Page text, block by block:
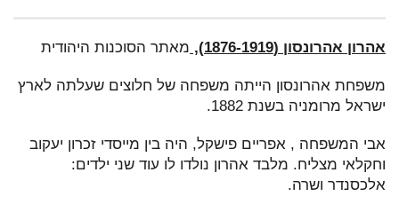
אהרון אהרונסון (1876-1919), מאתר הסוכנות היהודית
משפחת אהרונסון הייתה משפחה של חלוצים שעלתה לארץ
ישראל מרומניה בשנת 1882.
אבי המשפחה , אפריים פישקל, היה בין מייסדי זכרון יעקוב
וחקלאי מצליח. מלבד אהרון נולדו לו עוד שני ילדים:
אלכסנדר ושרה.